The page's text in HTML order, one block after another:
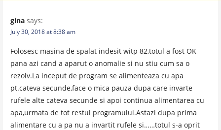
gina says:
July 30, 2018 at 8:38 am
Folosesc masina de spalat indesit witp 82,totul a fost OK
pana azi cand a aparut o anomalie si nu stiu cum sa o
rezolv.La inceput de program se alimenteaza cu apa
pt.cateva secunde,face o mica pauza dupa care invarte
rufele alte cateva secunde si apoi continua alimentarea cu
apa,urmata de tot restul programului.Astazi dupa prima
alimentare cu a pa nu a invartit rufele si……totul s-a oprit